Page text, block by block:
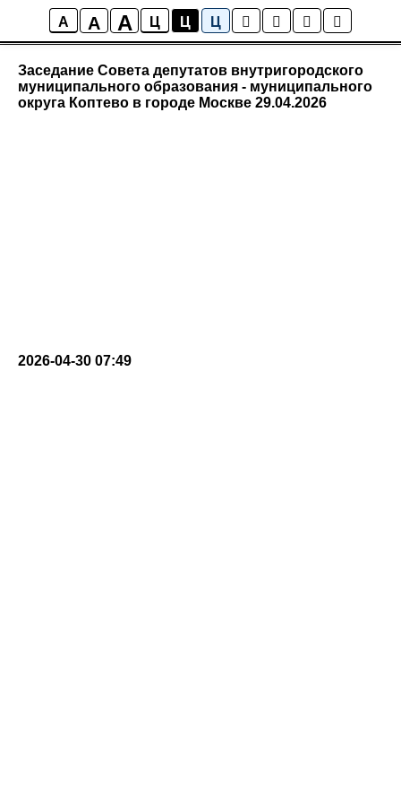
A A A Ц Ц Ц
Видеотрансляции
Заседание Совета депутатов внутригородского
муниципального образования - муниципального
округа Коптево в городе Москве 29.04.2026
2026-04-30 07:49